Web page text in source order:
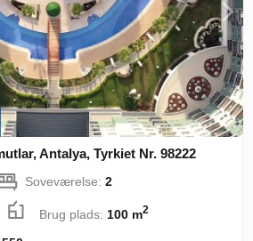
Antalya, Tyrkiet Nr. 98222
Soveværelse:2
Brug plads: 100 m2